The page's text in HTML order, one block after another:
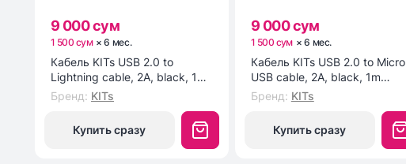
9 000 сум
1 500 сум ×6 мес.
Кабель KITs USB 2.0 to
Lightning cable, 2A, black, 1m
(KITS-W-003)
Бренд: KITs
Купить сразу
9 000 сум
1 500 сум ×6 мес.
Кабель KITs USB 2.0 to Micro
USB cable, 2A, black, 1m
(KITS-W-002)
Бренд: KITs
Купить сразу